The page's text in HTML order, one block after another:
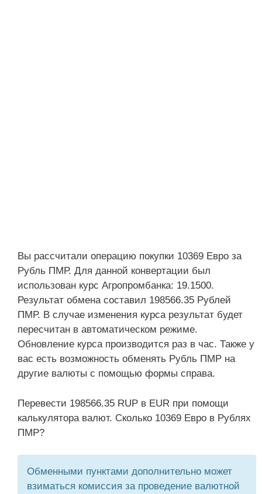
Вы рассчитали операцию покупки 10369 Евро за
Рубль ПМР. Для данной конвертации был
использован курс Агропромбанка: 19.1500.
Результат обмена составил 198566.35 Рублей
ПМР. В случае изменения курса результат будет
пересчитан в автоматическом режиме.
Обновление курса производится раз в час. Также у
вас есть возможность обменять Рубль ПМР на
другие валюты с помощью формы справа.
Перевести 198566.35 RUP в EUR при помощи
калькулятора валют. Сколько 10369 Евро в Рублях
ПМР?
Обменными пунктами дополнительно может
взиматься комиссия за проведение валютной